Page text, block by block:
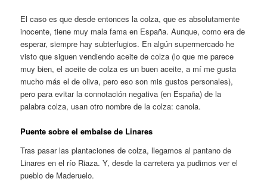
El caso es que desde entonces la colza, que es absolutamente
inocente, tiene muy mala fama en España. Aunque, como era de
esperar, siempre hay subterfugios. En algún supermercado he
visto que siguen vendiendo aceite de colza (lo que me parece
muy bien, el aceite de colza es un buen aceite, a mí me gusta
mucho más el de oliva, pero eso son mis gustos personales),
pero para evitar la connotación negativa (en España) de la
palabra colza, usan otro nombre de la colza: canola.
Puente sobre el embalse de Linares
Tras pasar las plantaciones de colza, llegamos al pantano de
Linares en el río Riaza. Y, desde la carretera ya pudimos ver el
pueblo de Maderuelo.